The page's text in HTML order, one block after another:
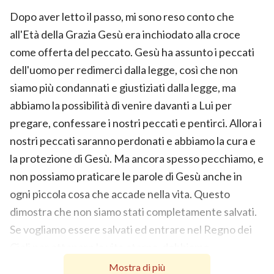
Dopo aver letto il passo, mi sono reso conto che
all'Età della Grazia Gesù era inchiodato alla croce
come offerta del peccato. Gesù ha assunto i peccati
dell'uomo per redimerci dalla legge, così che non
siamo più condannati e giustiziati dalla legge, ma
abbiamo la possibilità di venire davanti a Lui per
pregare, confessare i nostri peccati e pentirci. Allora i
nostri peccati saranno perdonati e abbiamo la cura e
la protezione di Gesù. Ma ancora spesso pecchiamo, e
non possiamo praticare le parole di Gesù anche in
ogni piccola cosa che accade nella vita. Questo
dimostra che non siamo stati completamente salvati.
Se vogliamo essere salvati ed entrare nel Regno dei
sbarazzarci delle cose in noi che non sono in linea con
Mostra di più